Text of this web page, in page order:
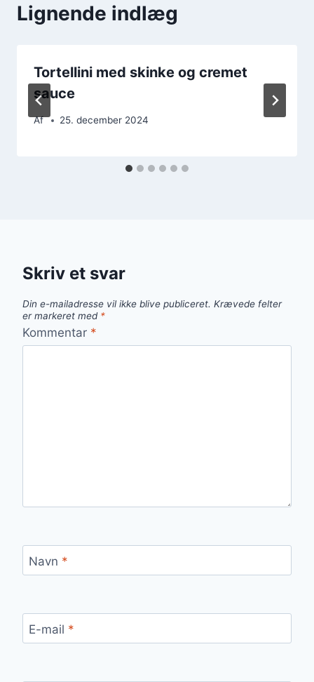
Lignende indlæg
Tortellini med skinke og cremet
sauce
Af 25. december 2024
Skriv et svar
Din e-mailadresse vil ikke blive publiceret. Krævede felter
er markeret med *
Kommentar *
Navn *
E-mail *